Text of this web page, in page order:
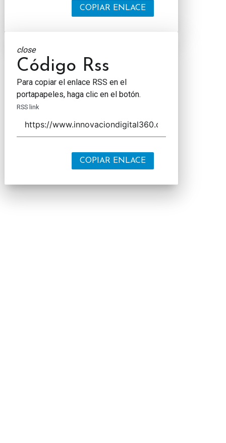
COPIAR ENLACE
close
Código Rss
Para copiar el enlace RSS en el
portapapeles, haga clic en el botón.
RSS link
COPIAR ENLACE